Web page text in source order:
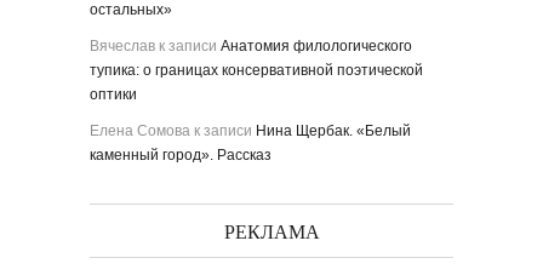
остальных»
Вячеслав к записи Анатомия филологического
тупика: о границах консервативной поэтической
оптики
Елена Сомова к записи Нина Щербак. «Белый
каменный город». Рассказ
РЕКЛАМА